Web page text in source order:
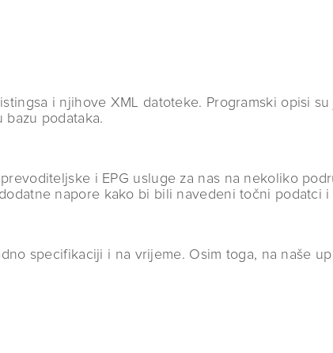
i njihove XML datoteke. Programski opisi
bazu podataka.
i EPG usluge za nas na nekoliko
napore kako bi bili navedeni točni podatci
specifikaciji i na vrijeme. Osim toga, na naše